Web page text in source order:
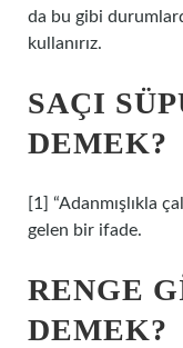
da bu gibi
kullanırız.
SAÇI
DEMEK?
[1] “Adanmışlıkla
gelen bir ifade.
RENGE
DEMEK?